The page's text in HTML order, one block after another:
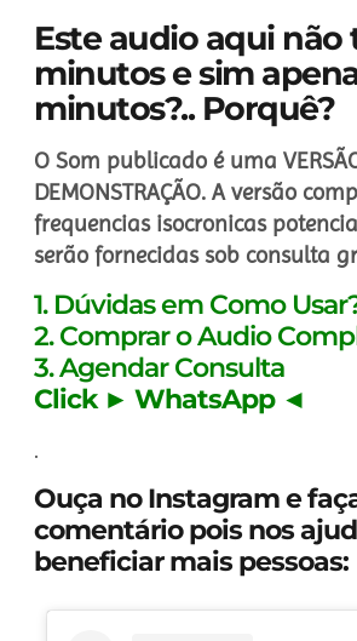
Este audio aqui não
minutos e sim
minutos?.. Porquê?
O Som publicado é uma
DEMONSTRAÇÃO. A versão
frequencias isocronicas
serão fornecidas sob consulta
1. Dúvidas em Como
2. Comprar o Audio
3. Agendar Consulta
Click ► WhatsApp ◄
.
Ouça no Instagram e
comentário pois nos
beneficiar mais pessoas: